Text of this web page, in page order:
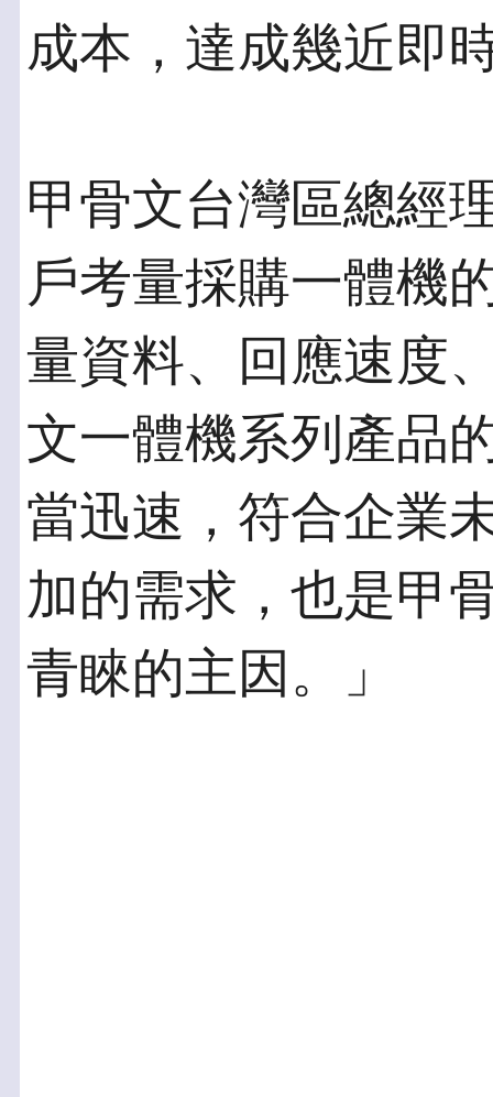
成本，達成幾近即
甲骨文台灣區總經
戶考量採購一體機
量資料、回應速度
文一體機系列產品
當迅速，符合企業
加的需求，也是甲
青睞的主因。」